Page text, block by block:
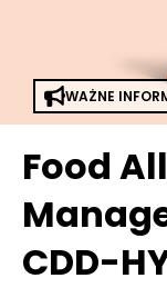
WAŻNE
Food
CDD-